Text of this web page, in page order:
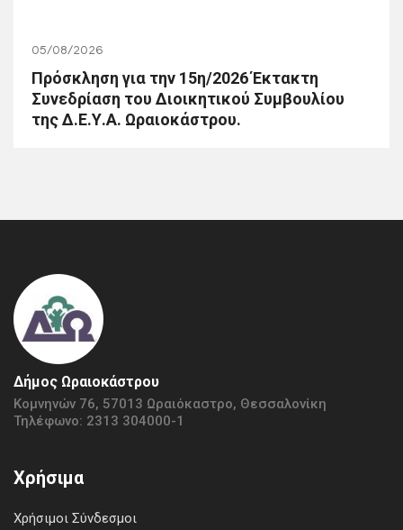
05/08/2026
Πρόσκληση για την 15η/2026 Έκτακτη
Συνεδρίαση του Διοικητικού Συμβουλίου
της Δ.Ε.Υ.Α. Ωραιοκάστρου.
Δήμος Ωραιοκάστρου
Κομνηνών 76, 57013 Ωραιόκαστρο, Θεσσαλονίκη
Τηλέφωνο: 2313 304000-1
Χρήσιμα
Χρήσιμοι Σύνδεσμοι